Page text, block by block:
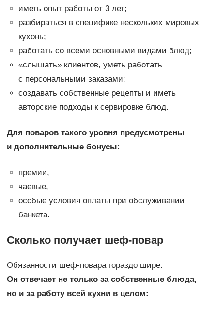
иметь опыт работы от 3 лет;
разбираться в специфике нескольких мировых
кухонь;
работать со всеми основными видами блюд;
«слышать» клиентов, уметь работать
с персональными заказами;
создавать собственные рецепты и иметь
авторские подходы к сервировке блюд.
Для поваров такого уровня предусмотрены
и дополнительные бонусы:
премии,
чаевые,
особые условия оплаты при обслуживании
банкета.
Сколько получает шеф-повар
Обязанности шеф-повара гораздо шире.
Он отвечает не только за собственные блюда,
но и за работу всей кухни в целом: